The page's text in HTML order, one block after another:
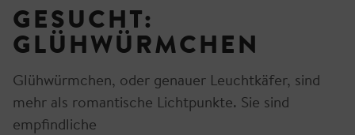
GESUCHT:
GLÜHWÜRMCHEN
Glühwürmchen, oder genauer Leuchtkäfer, sind
mehr als romantische Lichtpunkte. Sie sind
empfindliche